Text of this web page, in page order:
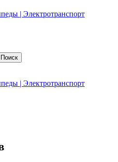
| Электротранспорт
Поиск
| Электротранспорт